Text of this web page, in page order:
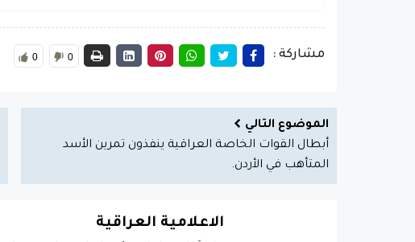
مشاركة : 0 0
الموضوع التالي
أبطال القوات الخاصة العراقية ينفذون تمرين الأسد
المتأهب في الأردن.
الاعلامية العراقية